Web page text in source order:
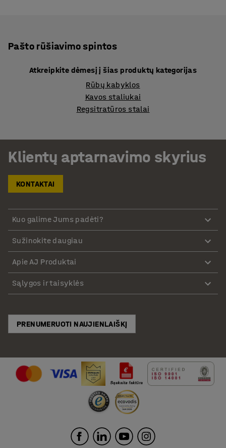
Pašto rūšiavimo spintos
Atkreipkite dėmesį į šias produktų kategorijas
Rūbų kabyklos
Kavos staliukai
Regsitratūros stalai
Klientų aptarnavimo skyrius
KONTAKTAI
Kuo galime Jums padėti?
Sužinokite daugiau
Apie AJ Produktai
Sąlygos ir taisyklės
PRENUMERUOTI NAUJIENLAIŠKĮ